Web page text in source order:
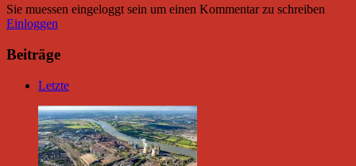
Sie muessen eingeloggt sein um einen Kommentar zu schreiben
Einloggen
Beiträge
Letzte